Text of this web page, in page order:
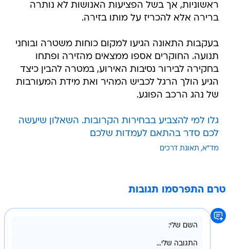
ראשוניות, אך בשל הפציעות האנושות לא נותרה
ברירה אלא להכריז על מותו בזירה.
בעקבות התאונה הגיעו למקום כוחות משטרה ובוחני
תנועה. החוקרים אספו ממצאים מהזירה ופתחו
בחקירה לבירור נסיבות האירוע, במטרה להבין כיצד
הגיע הולך הרגל לכביש המהיר ואת מידת המעורבות
של נהג הרכב הפוגע.
גלו למי להצביע בבחירות הקרובות. השאלון שיעשה
לכם סדר בהתאם לעמדות שלכם
מד"א תאונת דרכים
טרם התפרסמו תגובות